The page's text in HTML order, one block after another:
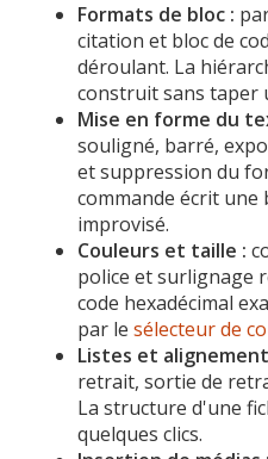
Formats de bloc :
citation et bloc de
déroulant. La
construit sans taper
Mise en forme du
souligné, barré,
et suppression du
commande écrit une
improvisé.
Couleurs et taille :
police et surlignage
code hexadécimal
par le sélecteur de
Listes et
retrait, sortie de
La structure d'une
quelques clics.